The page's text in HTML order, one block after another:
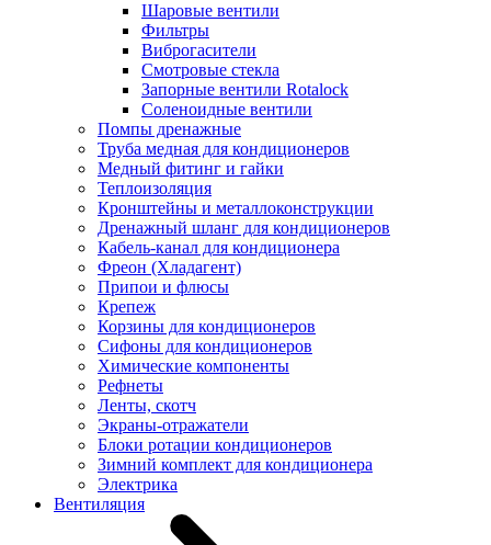
Шаровые вентили
Фильтры
Виброгасители
Смотровые стекла
Запорные вентили Rotalock
Соленоидные вентили
Помпы дренажные
Труба медная для кондиционеров
Медный фитинг и гайки
Теплоизоляция
Кронштейны и металлоконструкции
Дренажный шланг для кондиционеров
Кабель-канал для кондиционера
Фреон (Хладагент)
Припои и флюсы
Крепеж
Корзины для кондиционеров
Сифоны для кондиционеров
Химические компоненты
Рефнеты
Ленты, скотч
Экраны-отражатели
Блоки ротации кондиционеров
Зимний комплект для кондиционера
Электрика
Вентиляция